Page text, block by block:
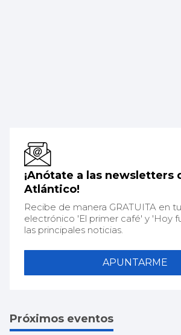
¡Anótate a las newsletters
Atlántico!
Recibe de manera GRATUITA en
electrónico 'El primer café' y 'Hoy
las principales noticias.
APUNTARME
Próximos eventos